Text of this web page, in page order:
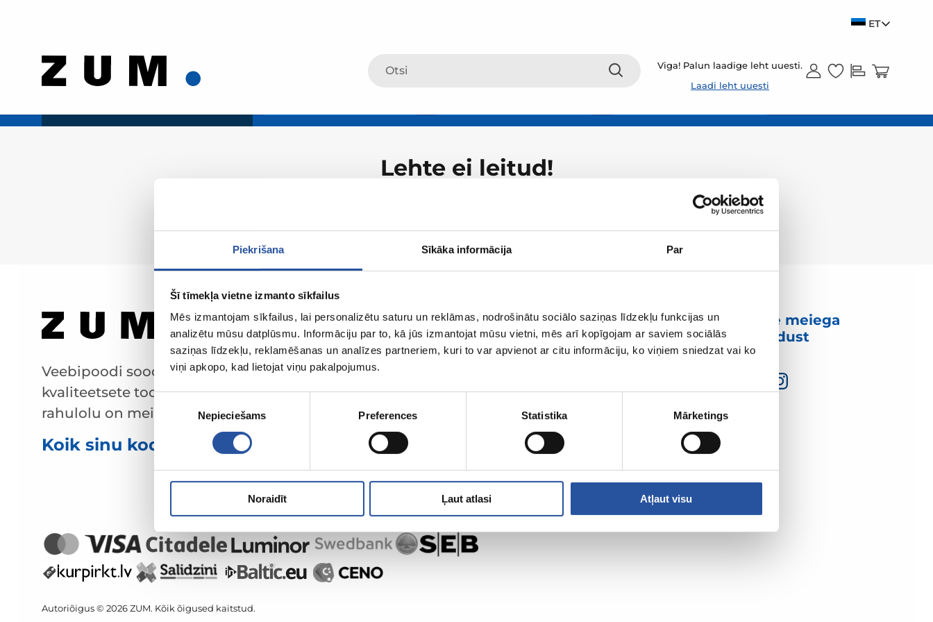
Piekrišana Sīkāka informācija Par
Šī tīmekļa vietne izmanto sīkfailus
Mēs izmantojam sīkfailus, lai personalizētu saturu un reklāmas, nodrošinātu sociālo saziņas līdzekļu funkcijas un
analizētu mūsu datplūsmu. Informāciju par to, kā jūs izmantojat mūsu vietni, mēs arī kopīgojam ar saviem sociālās
saziņas līdzekļu, reklamēšanas un analīzes partneriem, kuri to var apvienot ar citu informāciju, ko viņiem sniedzat vai ko
viņi apkopo, kad lietojat viņu pakalpojumus.
Piekrišanas
Nepieciešams Preferences Statistika Mārketings
Noraidīt Ļaut atlasi Atļaut visu
ET
Viga! Palun laadige leht uuesti.
Laadi leht uuesti
Lehte ei leitud!
Veebipoodi soodsate hindade ja
kvaliteetsete toodetega, kus kliendi
rahulolu on meie peamine väärtus.
Koik sinu kodu ja aia jaoks!
ZUM-ist Ostlemine
Võtke meiega
ühendust
Autoriõigus © 2026 ZUM. Kõik õigused kaitstud.